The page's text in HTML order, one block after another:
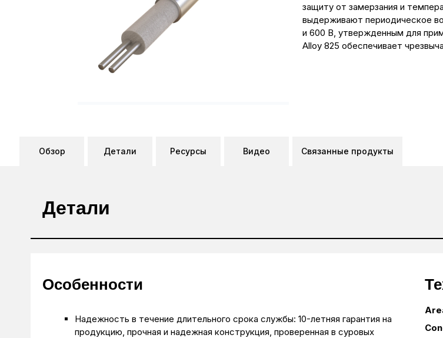
защиту от замерзания и
выдерживают периодическое
и 600 В, утвержденным для
Alloy 825 обеспечивает
Обзор Детали Ресурсы Видео Связанные продукты
Детали
Особенности
Надежность в течение длительного срока службы: 10-летняя гарантия на
продукцию, прочная и надежная конструкция, проверенная в суровых